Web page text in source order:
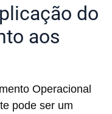
do
aos
Operacional
pode ser um